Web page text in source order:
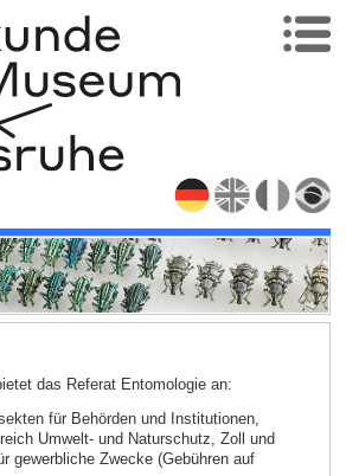
das Referat Entomologie an:
für Behörden und Institutionen,
Umwelt- und Naturschutz, Zoll und
gewerbliche Zwecke (Gebühren auf